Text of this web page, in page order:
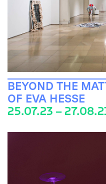
BEYOND THE
OF EVA HESSE
25.07.23 –